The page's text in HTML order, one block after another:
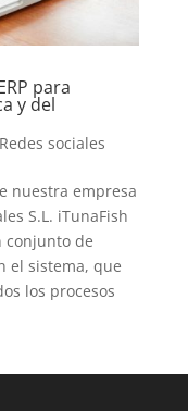
para
y del
Redes sociales
nuestra empresa
S.L. iTunaFish
conjunto de
el sistema, que
los procesos